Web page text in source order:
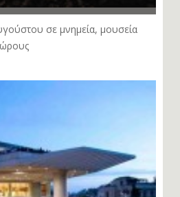
σε μνημεία, μουσεία